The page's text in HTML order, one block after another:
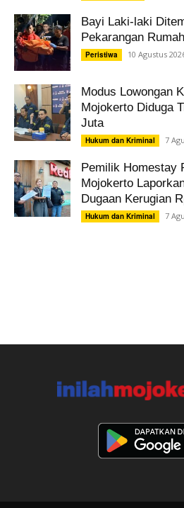
Bayi Laki-laki
Pekarangan
Peristiwa 10 Agustus
Modus Lowongan
Mojokerto Diduga
Juta
Hukum dan Kriminal 7
Pemilik Homestay
Mojokerto
Dugaan Kerugian
Hukum dan Kriminal 7